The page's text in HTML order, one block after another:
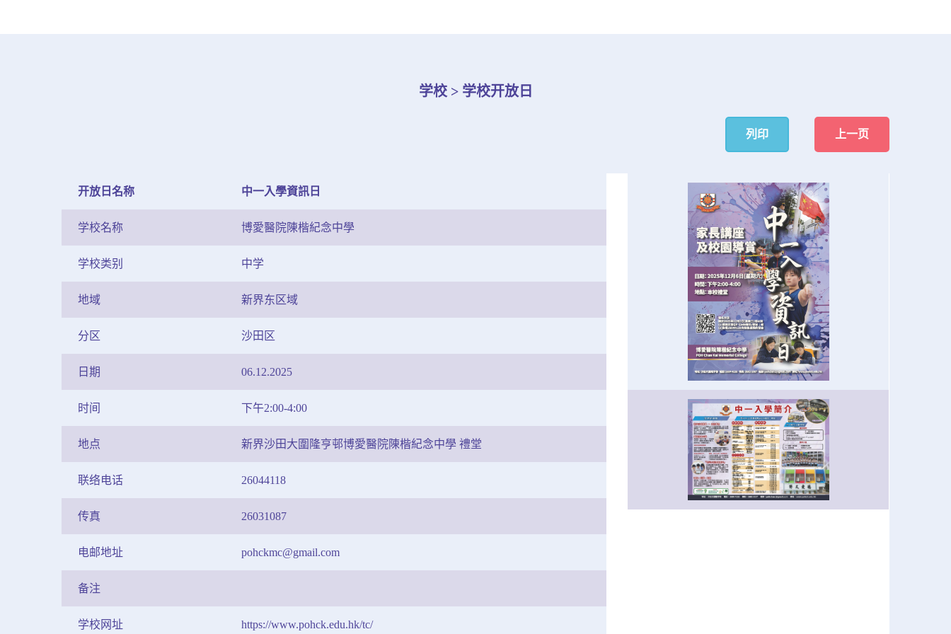
学校 > 学校开放日
列印 上一页
开放日名称 中一入學資訊日
学校名称 博愛醫院陳楷紀念中學
学校类别 中学
地域 新界东区域
分区 沙田区
日期 06.12.2025
时间 下午2:00-4:00
地点 新界沙田大圍隆亨邨博愛醫院陳楷紀念中學 禮堂
联络电话 26044118
传真 26031087
电邮地址 pohckmc@gmail.com
备注
学校网址 https://www.pohck.edu.hk/tc/